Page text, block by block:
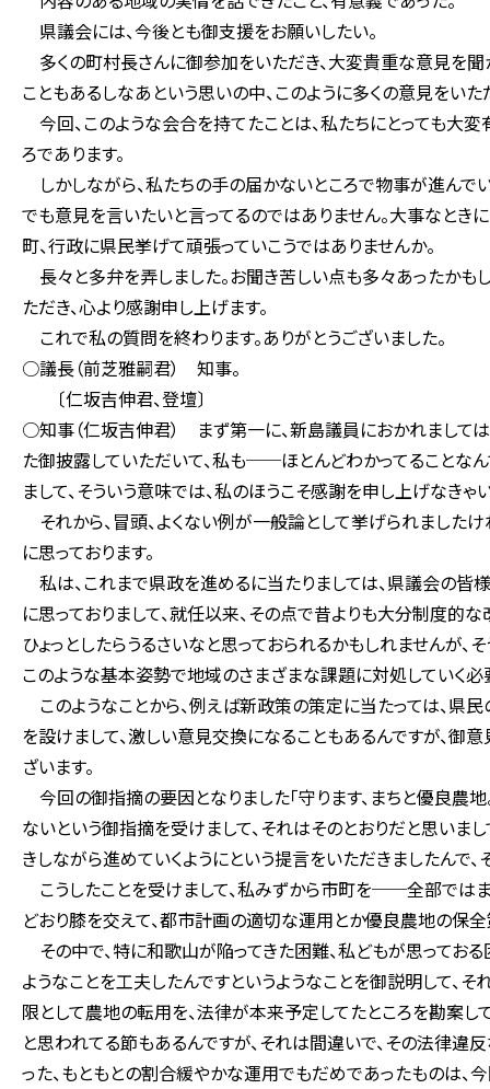
県議会には、今後とも御支援をお願いしたい。
多くの町村長さんに御参加をいただき、大変貴重な意見を聞
こともあるしなあという思いの中、このように多くの意見をい
今回、このような会合を持てたことは、私たちにとっても大
ろであります。
しかしながら、私たちの手の届かないところで物事が進んで
でも意見を言いたいと言ってるのではありません。大事なとき
町、行政に県民挙げて頑張っていこうではありませんか。
長々と多弁を弄しました。お聞き苦しい点も多々あったかも
ただき、心より感謝申し上げます。
これで私の質問を終わります。ありがとうございました。
○議長（前芝雅嗣君） 知事。
〔仁坂吉伸君、登壇〕
○知事（仁坂吉伸君） まず第一に、新島議員におかれましては
た御披露していただいて、私も──ほとんどわかってること
まして、そういう意味では、私のほうこそ感謝を申し上げなきゃ
それから、冒頭、よくない例が一般論として挙げられました
に思っております。
私は、これまで県政を進めるに当たりましては、県議会の皆
に思っておりまして、就任以来、その点で昔よりも大分制度的
ひょっとしたらうるさいなと思っておられるかもしれませんが
このような基本姿勢で地域のさまざまな課題に対処していく必
このようなことから、例えば新政策の策定に当たっては、県
を設けまして、激しい意見交換になることもあるんですが、御
ざいます。
今回の御指摘の要因となりました「守ります、まちと優良農
ないという御指摘を受けまして、それはそのとおりだと思いま
きしながら進めていくようにという提言をいただきましたんで、
こうしたことを受けまして、私みずから市町を──全部では
どおり膝を交えて、都市計画の適切な運用とか優良農地の保
その中で、特に和歌山が陥ってきた困難、私どもが思ってお
ようなことを工夫したんですというようなことを御説明して、
限として農地の転用を、法律が本来予定してたところを勘案
と思われてる節もあるんですが、それは間違いで、その法律違
った、もともとの割合緩やかな運用でもだめであったものは、